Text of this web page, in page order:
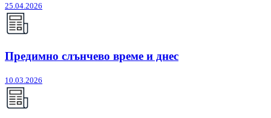
25.04.2026
Предимно слънчево време и днес
10.03.2026